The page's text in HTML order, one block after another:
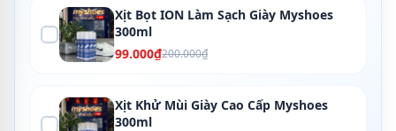
Xịt Bọt ION Làm Sạch Giày Myshoes
300ml
99.000₫200.000₫
Xịt Khử Mùi Giày Cao Cấp Myshoes
300ml